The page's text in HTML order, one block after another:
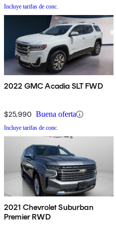
Incluye tarifas de conc.
2022 GMC Acadia SLT FWD
$25,990 Buena oferta
Incluye tarifas de conc.
2021 Chevrolet Suburban
Premier RWD